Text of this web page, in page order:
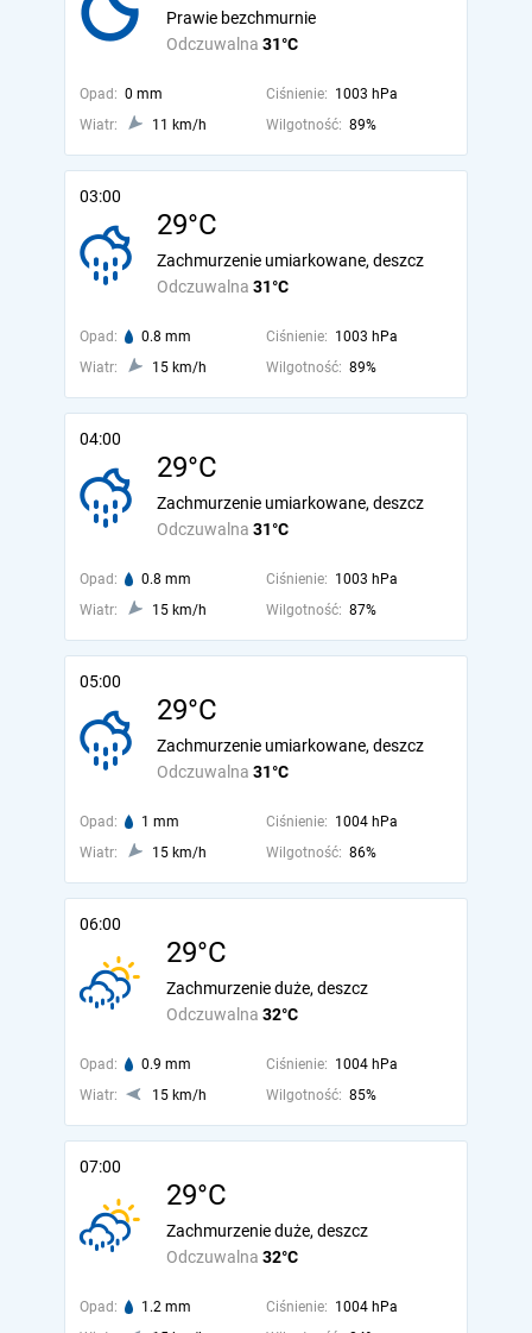
Odczuwalna 31°C
Prawie bezchmurnie
Opad: 0 mm Ciśnienie: 1003 hPa
Wiatr:
11 km/h Wilgotność: 89%
03:00
29°C
Odczuwalna 31°C
Zachmurzenie umiarkowane, deszcz
Opad: 0.8 mm Ciśnienie: 1003 hPa
Wiatr:
15 km/h Wilgotność: 89%
04:00
29°C
Odczuwalna 31°C
Zachmurzenie umiarkowane, deszcz
Opad: 0.8 mm Ciśnienie: 1003 hPa
Wiatr:
15 km/h Wilgotność: 87%
05:00
29°C
Odczuwalna 31°C
Zachmurzenie umiarkowane, deszcz
Opad: 1 mm Ciśnienie: 1004 hPa
Wiatr:
15 km/h Wilgotność: 86%
06:00
29°C
Odczuwalna 32°C
Zachmurzenie duże, deszcz
Opad: 0.9 mm Ciśnienie: 1004 hPa
Wiatr:
15 km/h Wilgotność: 85%
07:00
29°C
Odczuwalna 32°C
Zachmurzenie duże, deszcz
Opad: 1.2 mm Ciśnienie: 1004 hPa